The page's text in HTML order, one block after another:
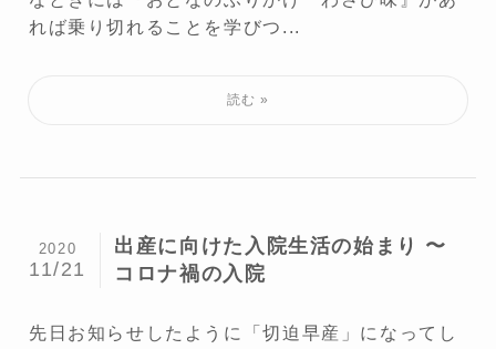
れば乗り切れることを学びつ...
出産に向けた入院生活の始まり 〜
コロナ禍の入院
2020
11/21
先日お知らせしたように「切迫早産」になってし